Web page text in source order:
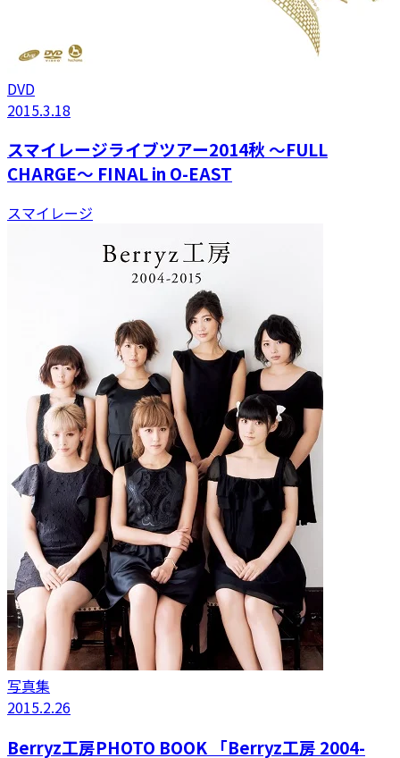
DVD
2015.3.18
スマイレージライブツアー2014秋 〜FULL
CHARGE〜 FINAL in O-EAST
スマイレージ
写真集
2015.2.26
Berryz工房PHOTO BOOK 「Berryz工房 2004-